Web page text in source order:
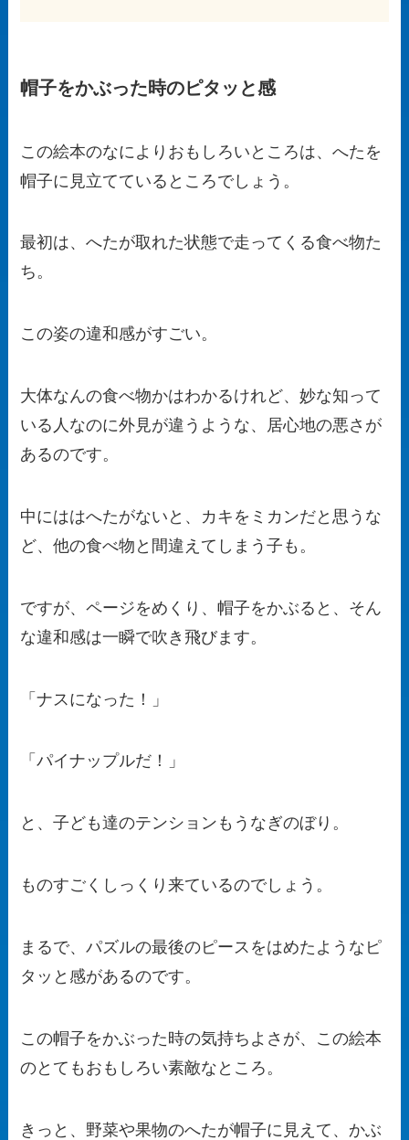
帽子をかぶった時のピタッと感
この絵本のなによりおもしろいところは、へたを
帽子に見立てているところでしょう。
最初は、へたが取れた状態で走ってくる食べ物た
ち。
この姿の違和感がすごい。
大体なんの食べ物かはわかるけれど、妙な知って
いる人なのに外見が違うような、居心地の悪さが
あるのです。
中にははへたがないと、カキをミカンだと思うな
ど、他の食べ物と間違えてしまう子も。
ですが、ページをめくり、帽子をかぶると、そん
な違和感は一瞬で吹き飛びます。
「ナスになった！」
「パイナップルだ！」
と、子ども達のテンションもうなぎのぼり。
ものすごくしっくり来ているのでしょう。
まるで、パズルの最後のピースをはめたようなピ
タッと感があるのです。
この帽子をかぶった時の気持ちよさが、この絵本
のとてもおもしろい素敵なところ。
きっと、野菜や果物のへたが帽子に見えて、かぶ